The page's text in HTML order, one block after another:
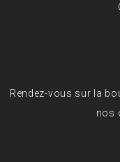
Rendez-vous sur la
nos